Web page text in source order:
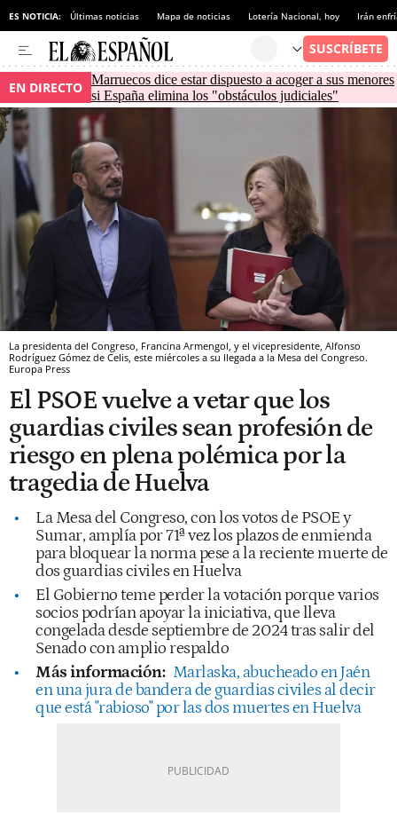
ES NOTICIA: Últimas noticias Mapa de noticias Lotería Nacional, hoy Irán
EN DIRECTO Marruecos dice estar dispuesto a acoger a sus menores
si España elimina los "obstáculos judiciales"
La presidenta del Congreso, Francina Armengol, y el vicepresidente, Alfonso
Rodríguez Gómez de Celis, este miércoles a su llegada a la Mesa del Congreso.
Europa Press
El PSOE vuelve a vetar que los
guardias civiles sean profesión de
riesgo en plena polémica por la
tragedia de Huelva
La Mesa del Congreso, con los votos de PSOE y
Sumar, amplía por 71ª vez los plazos de enmienda
para bloquear la norma pese a la reciente muerte de
dos guardias civiles en Huelva
El Gobierno teme perder la votación porque varios
socios podrían apoyar la iniciativa, que lleva
congelada desde septiembre de 2024 tras salir del
Senado con amplio respaldo
Más información: Marlaska, abucheado en Jaén
en una jura de bandera de guardias civiles al decir
que está "rabioso" por las dos muertes en Huelva